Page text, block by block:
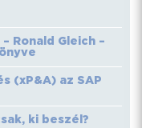
Ronald Gleich –
(xP&A) az SAP
ki beszél?